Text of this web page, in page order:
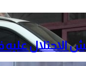
الاحتلال عليه